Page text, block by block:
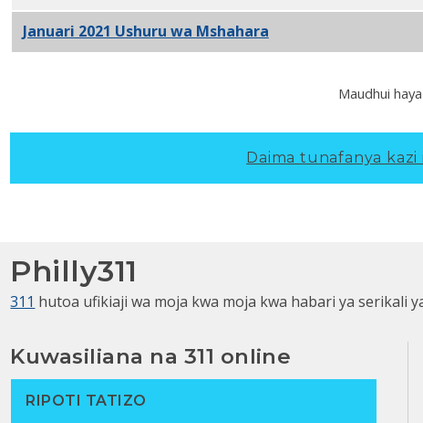
Januari 2021 Ushuru wa Mshahara
Maudhui
Daima tunafanya
Philly311
311 hutoa ufikiaji wa moja kwa moja kwa habari ya serikali
Kuwasiliana na 311 online
RIPOTI TATIZO